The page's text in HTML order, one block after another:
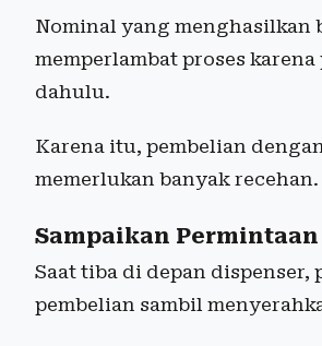
Nominal yang menghasilkan
memperlambat proses
dahulu.
Karena itu, pembelian
memerlukan banyak recehan.
Sampaikan
Saat tiba di depan
pembelian sambil